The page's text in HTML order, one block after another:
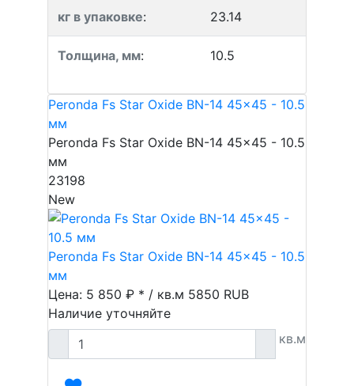
кг в упаковке: 23.14
Толщина, мм: 10.5
Peronda Fs Star Oxide BN-14 45x45 - 10.5
мм
Peronda Fs Star Oxide BN-14 45x45 - 10.5
мм
23198
New
Peronda Fs Star Oxide BN-14 45x45 - 10.5
мм
Цена: 5 850 ₽ * / кв.м 5850 RUB
Наличие уточняйте
кв.м